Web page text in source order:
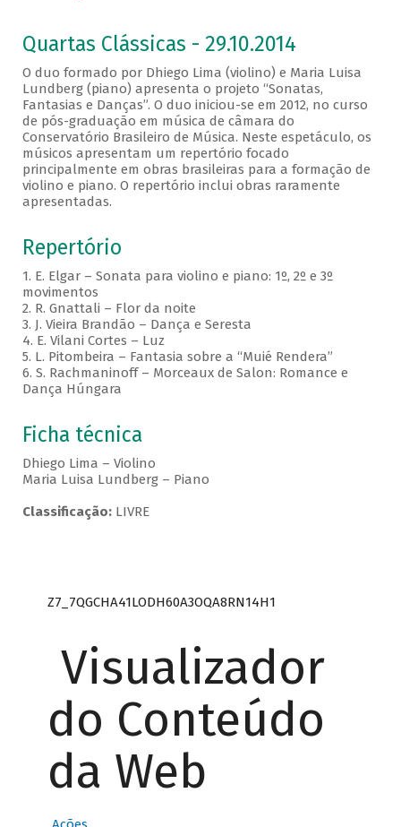
Quartas Clássicas - 29.10.2014
O duo formado por Dhiego Lima (violino) e Maria Luisa
Lundberg (piano) apresenta o projeto “Sonatas,
Fantasias e Danças”. O duo iniciou-se em 2012, no curso
de pós-graduação em música de câmara do
Conservatório Brasileiro de Música. Neste espetáculo, os
músicos apresentam um repertório focado
principalmente em obras brasileiras para a formação de
violino e piano. O repertório inclui obras raramente
apresentadas.
Repertório
1. E. Elgar – Sonata para violino e piano: 1º, 2º e 3º
movimentos
2. R. Gnattali – Flor da noite
3. J. Vieira Brandão – Dança e Seresta
4. E. Vilani Cortes – Luz
5. L. Pitombeira – Fantasia sobre a “Muié Rendera”
6. S. Rachmaninoff – Morceaux de Salon: Romance e
Dança Húngara
Ficha técnica
Dhiego Lima – Violino
Maria Luisa Lundberg – Piano
Classificação:LIVRE
Z7_7QGCHA41LODH60A3OQA8RN14H1
Visualizador
do Conteúdo
da Web